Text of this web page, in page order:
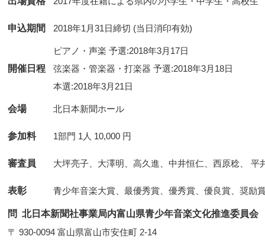
申込期間 2018年1月31日締切 (当日消印有効)
開催日程
ピアノ・声楽 予選:2018年3月17日
弦楽器・管楽器・打楽器 予選:2018年3月18日
本選:2018年3月21日
会場 北日本新聞ホール
参加料 1部門 1人 10,000 円
審査員 大坪亮子、大澤明、高久進、中井恒仁、西原稔、 平
表彰 青少年音楽大賞、最優秀賞、優秀賞、優良賞、奨励
問 北日本新聞社事業局内富山県青少年音楽文化推進委員会
〒 930-0094 富山県富山市安住町 2-14